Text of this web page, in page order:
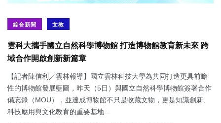
綜合新聞 文教
雲科大攜手國立自然科學博物館 打造博物館教育新未來 跨
域合作開啟創新新篇章
【記者陳信利／雲林報導】國立雲林科技大學為共同打造更具前瞻
性的博物館發展藍圖，昨天（5日）與國立自然科學博物館簽署合作
備忘錄（MOU），並達成博物館不只是收藏文物，更是知識創新、
科技應用與文化教育的重要基地...